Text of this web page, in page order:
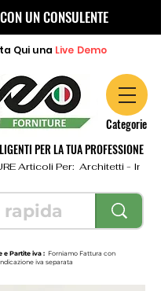
CON UN CONSULENTE
Qui una Live Demo
Categorie
PER LA TUA PROFESSIONE
Per:  Architetti -
e Partite iva : Forniamo Fattura con
iva separata